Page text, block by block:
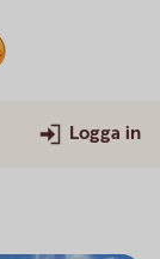
Logga in